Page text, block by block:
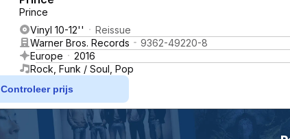
Prince
Vinyl 10-12''
Reissue
Warner Bros. Records
9362-49220-8
Europe
2016
Rock, Funk / Soul, Pop
Controleer prijs